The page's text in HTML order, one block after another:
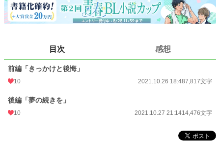
24h.ポイント 0 pt
2021.10.27 21:14
初回公開日時 2021.10.26 18:48
初回完結日時
週間ポイント 21 pt (62,459 位)
目次 感想
前編「きっかけと後悔」
10 2021.10.26 18:487,817文字
後編「夢の続きを」
10 2021.10.27 21:1414,476文字